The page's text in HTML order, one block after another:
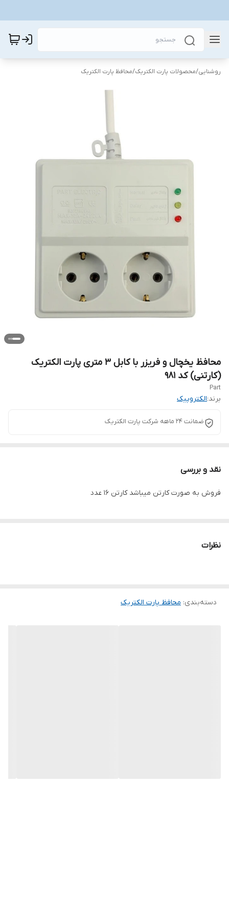
روشنایی/محصولات پارت الکتریک/محافظ پارت الکتریک
محافظ یخچال و فریزر با کابل ۳ متری پارت الکتریک
(کارتنی) کد ۹۸۱
Part
برند:الکتروپیک
ضمانت ۲۴ ماهه شرکت پارت الکتریک
نقد و بررسی
فروش به صورت کارتن میباشد کارتن ۱۶ عدد
نظرات
دسته‌بندی: محافظ پارت الکتریک